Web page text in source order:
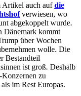
Artikel auch aufdie
verwiesen, wo
abgekoppelt wurde.
Dänemark kommt
über Wochen
wolle. Die
Bestandteil
ist groß. Deshalb
zu
im Rest Europas.